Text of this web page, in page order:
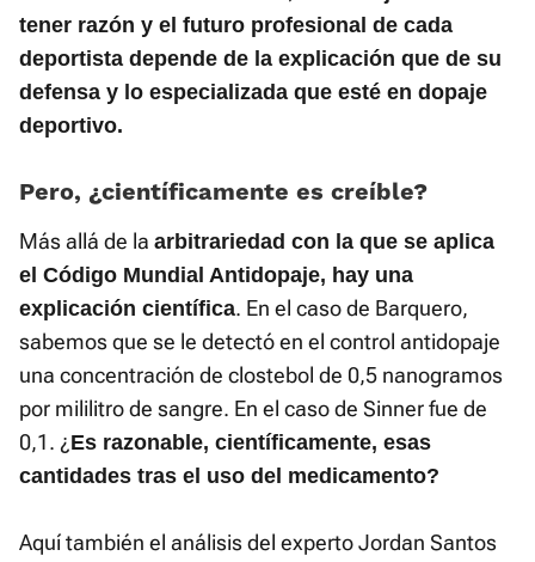
tener razón y el futuro profesional de cada
deportista depende de la explicación que de su
defensa y lo especializada que esté en dopaje
deportivo.
Pero, ¿científicamente es creíble?
Más allá de la arbitrariedad con la que se aplica
el Código Mundial Antidopaje, hay una
explicación científica. En el caso de Barquero,
sabemos que se le detectó en el control antidopaje
una concentración de clostebol de 0,5 nanogramos
por mililitro de sangre. En el caso de Sinner fue de
0,1. ¿Es razonable, científicamente, esas
cantidades tras el uso del medicamento?
Aquí también el análisis del experto Jordan Santos